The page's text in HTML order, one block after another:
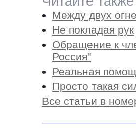
Между двух
Не покладая рук
Обращение к
Россия"
Реальная
Просто такая
Все статьи в